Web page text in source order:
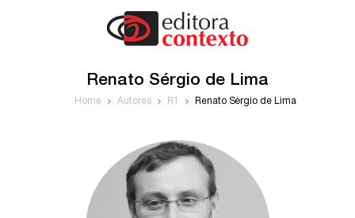
Renato Sérgio de Lima
Home Autores R1 Renato Sérgio de Lima